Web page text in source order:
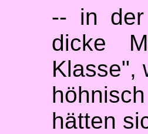
-- in der
dicke
Klasse",
hätten